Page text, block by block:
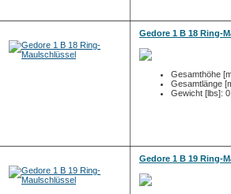
Gedore 1 B 18 Ring-
Gesamthöhe
Gesamtlänge
Gewicht [lbs]:
Gedore 1 B 19 Ring-